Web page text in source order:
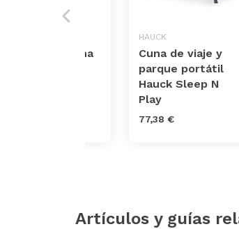
Cuna
HAUCK
Cuna de viaje y
parque portátil
Hauck Sleep N
Play
77,38 €
Artículos y guías